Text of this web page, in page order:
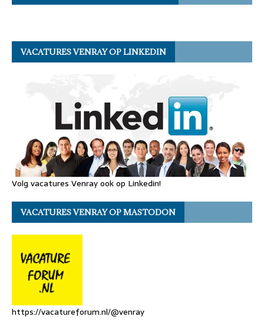
VACATURES VENRAY OP LINKEDIN
Volg vacatures Venray ook op Linkedin!
VACATURES VENRAY OP MASTODON
https://vacatureforum.nl/@venray